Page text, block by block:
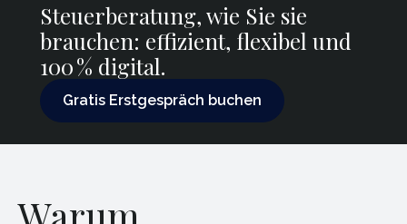
Steuerberatung, wie Sie sie
brauchen: effizient, flexibel und
100 % digital.
Gratis Erstgespräch buchen
Gratis Erstgespräch buchen